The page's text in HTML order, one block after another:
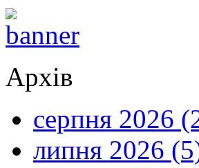
Архів
серпня 2026
липня 2026